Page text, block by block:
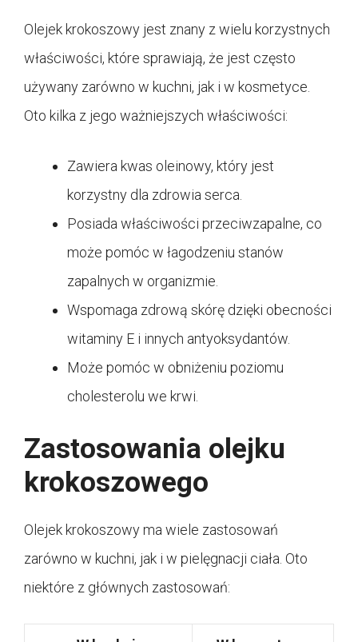
Olejek krokoszowy jest znany z wielu korzystnych
właściwości, które sprawiają, że jest często
używany zarówno w kuchni, jak i w kosmetyce.
Oto kilka z jego ważniejszych właściwości:
Zawiera kwas oleinowy, który jest
korzystny dla zdrowia serca.
Posiada właściwości przeciwzapalne, co
może pomóc w łagodzeniu stanów
zapalnych w organizmie.
Wspomaga zdrową skórę dzięki obecności
witaminy E i innych antyoksydantów.
Może pomóc w obniżeniu poziomu
cholesterolu we krwi.
Zastosowania olejku
krokoszowego
Olejek krokoszowy ma wiele zastosowań
zarówno w kuchni, jak i w pielęgnacji ciała. Oto
niektóre z głównych zastosowań: